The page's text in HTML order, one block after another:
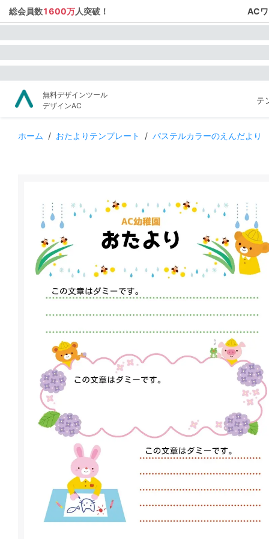
総会員数1600万人突破！ AC
無料デザインツール
デザインAC
テ
ホーム / おたよりテンプレート / パステルカラーのえんだより